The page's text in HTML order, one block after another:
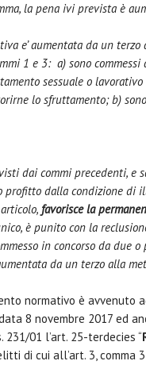
la pena ivi prevista è
e’ aumentata da un
1 e 3: a) sono
sessuale o
lo sfruttamento; b)
dai commi precedenti,
dalla condizione di
favorisce la
è punito con la
in concorso da due
da un terzo alla
normativo è avvenuto
8 novembre 2017 ed
231/01 l’art. 25-terdecies “
di cui all’art. 3,